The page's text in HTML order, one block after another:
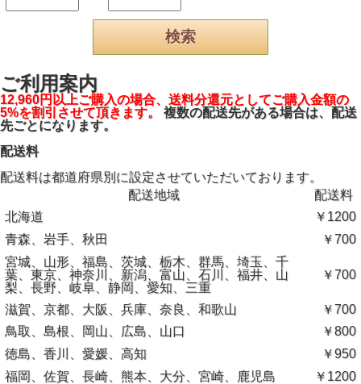
ご利用案内
12,960円以上ご購入の場合、送料分還元としてご購入金額の
5%を割引させて頂きます。
複数の配送先がある場合は、配送
先ごとになります。
配送料
配送料は都道府県別に設定させていただいております。
配送地域
配送料
北海道
￥1200
青森、岩手、秋田
￥700
宮城、山形、福島、茨城、栃木、群馬、埼玉、千
葉、東京、神奈川、新潟、富山、石川、福井、山
梨、長野、岐阜、静岡、愛知、三重
￥700
滋賀、京都、大阪、兵庫、奈良、和歌山
￥700
鳥取、島根、岡山、広島、山口
￥800
徳島、香川、愛媛、高知
￥950
福岡、佐賀、長崎、熊本、大分、宮崎、鹿児島
￥1200